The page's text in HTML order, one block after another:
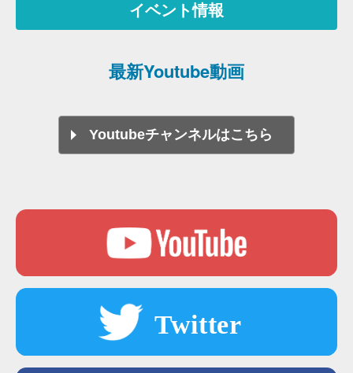
イベント情報
最新Youtube動画
Youtubeチャンネルはこちら